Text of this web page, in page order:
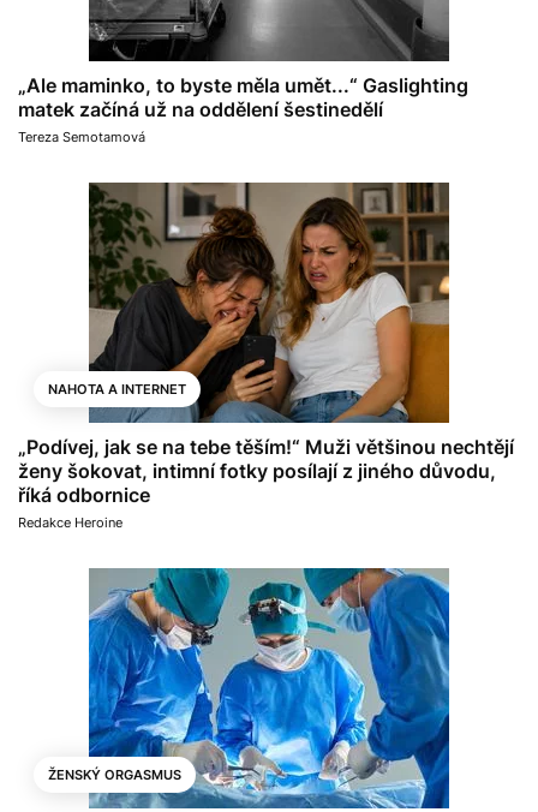
„Ale maminko, to byste měla umět...“ Gaslighting
matek začíná už na oddělení šestinedělí
Tereza Semotamová
NAHOTA A INTERNET
„Podívej, jak se na tebe těším!“ Muži většinou nechtějí
ženy šokovat, intimní fotky posílají z jiného důvodu,
říká odbornice
Redakce Heroine
ŽENSKÝ ORGASMUS